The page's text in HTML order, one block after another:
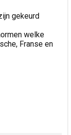
gekeurd
welke
Franse en